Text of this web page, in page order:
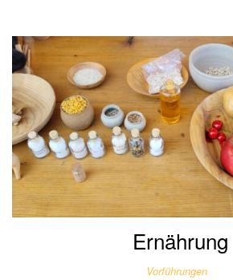
Ernährung
Vorführungen